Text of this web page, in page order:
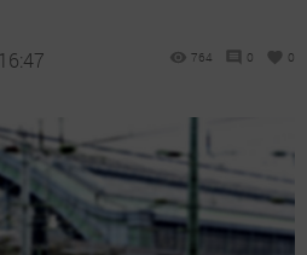
764 0 0